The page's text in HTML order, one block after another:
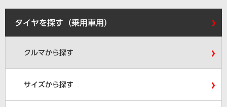
タイヤを探す（乗用車用）
クルマから探す
サイズから探す